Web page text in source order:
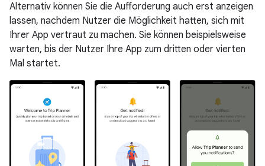
Alternativ können Sie die Aufforderung auch erst anzeigen
lassen, nachdem Nutzer die Möglichkeit hatten, sich mit
Ihrer App vertraut zu machen. Sie können beispielsweise
warten, bis der Nutzer Ihre App zum dritten oder vierten
Mal startet.